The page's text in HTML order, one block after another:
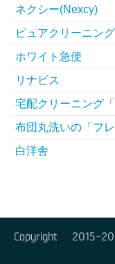
ネクシー(Nexcy)
ピュアクリーニン
ホワイト急便
リナビス
宅配クリーニング「
布団丸洗いの「フレ
白洋舎
Copyright © 2015-